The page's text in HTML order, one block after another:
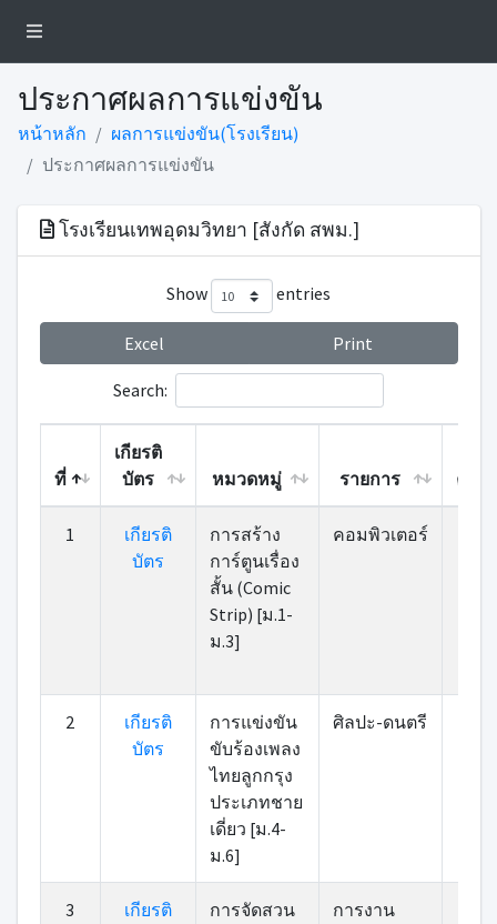
ประกาศผลการแข่งขัน
หน้าหลัก
ผลการแข่งขัน(โรงเรียน)
ประกาศผลการแข่งขัน
โรงเรียนเทพอุดมวิทยา [สังกัด สพม.]
Show entries
Excel Print
Search:
ที่
เกียรติ
บัตร
หมวดหมู่ รายการ
คะแ
เกียรติ
บัตร
หมวดหมู่ รายการ
1
เกียรติ
บัตร
การสร้าง
การ์ตูนเรื่อง
สั้น (Comic
Strip) [ม.1-
ม.3]
คอมพิวเตอร์
2
เกียรติ
บัตร
การแข่งขัน
ขับร้องเพลง
ไทยลูกกรุง
ประเภทชาย
เดี่ยว [ม.4-
ม.6]
ศิลปะ-ดนตรี
3
เกียรติ
การจัดสวน
การงาน